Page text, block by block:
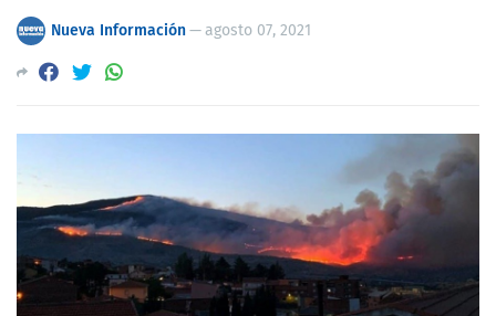
Nueva Información—agosto 07, 2021